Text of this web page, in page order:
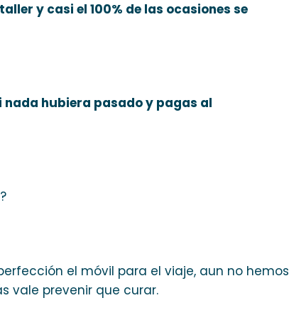
y casi el 100% de las ocasiones se
nada hubiera pasado y pagas al
el móvil para el viaje, aun no hemos
vale prevenir que curar.